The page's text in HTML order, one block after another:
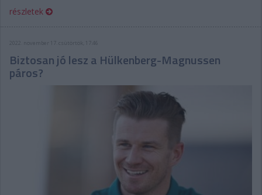
részletek
2022. november 17. csütörtök, 17:46
Biztosan jó lesz a Hülkenberg-Magnussen
páros?